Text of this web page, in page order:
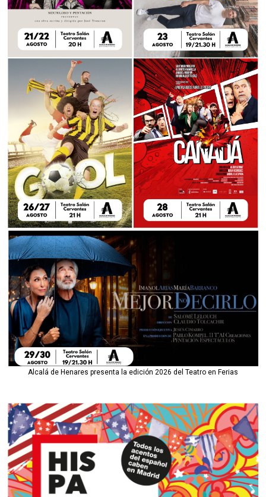
Alcalá de Henares presenta la edición 2026 del Teatro en Ferias